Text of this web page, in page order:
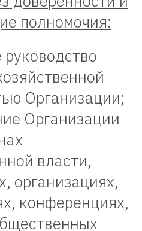
полномочия:
Организации;
Организации
власти,
организациях,
конференциях,